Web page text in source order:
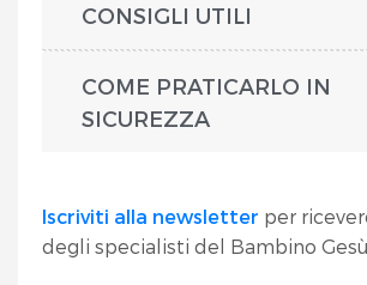
CONSIGLI UTILI
COME PRATICARLO IN
SICUREZZA
Iscriviti alla newsletter per
degli specialisti del Bambino Gesù.